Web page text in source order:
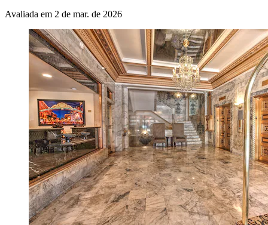
Avaliada em 2 de mar. de 2026